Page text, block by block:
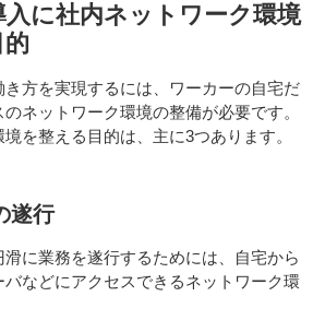
に社内ネットワーク環境
方を実現するには、ワーカーの自宅だ
ネットワーク環境の整備が必要です。
を整える目的は、主に3つあります。
遂行
に業務を遂行するためには、自宅から
などにアクセスできるネットワーク環